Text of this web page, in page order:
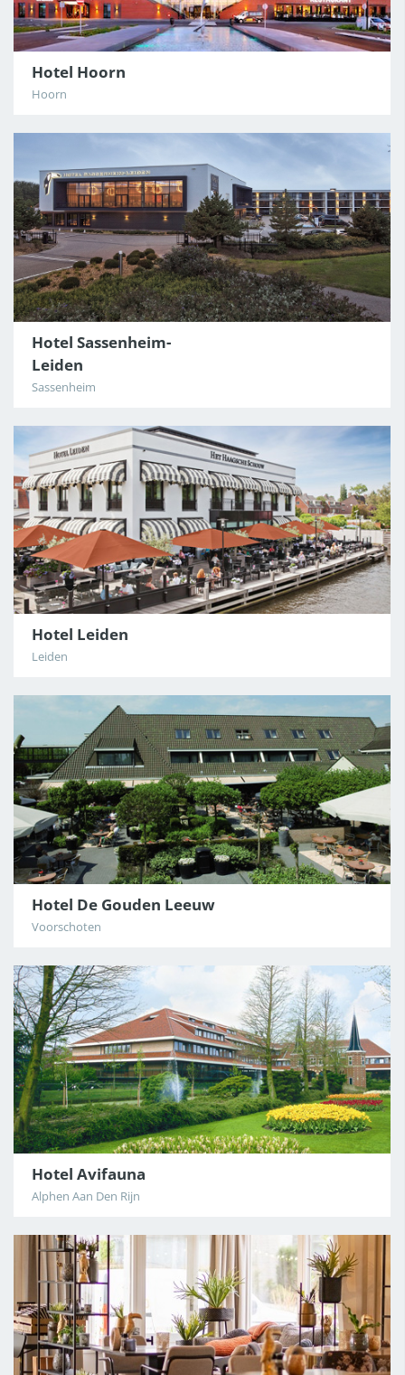
Hotel Hoorn
Hoorn
Hotel Sassenheim-
Leiden
Sassenheim
Hotel Leiden
Leiden
Hotel De Gouden Leeuw
Voorschoten
Hotel Avifauna
Alphen Aan Den Rijn